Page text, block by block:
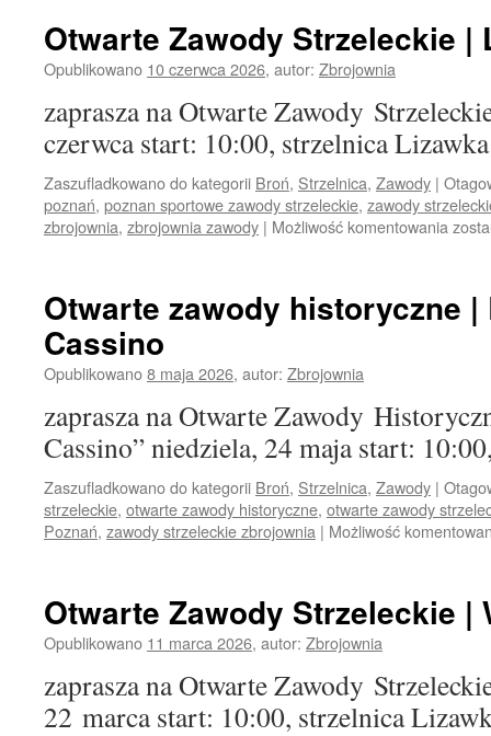
Otwarte Zawody Strzeleckie |
Opublikowano 10 czerwca 2026, autor: Zbrojownia
zaprasza na Otwarte Zawody
czerwca start: 10:00, strzelnica Lizawka
Zaszufladkowano do kategorii Broń, Strzelnica, Zawody |
poznań, poznan sportowe zawody strzeleckie, zawody
zbrojownia, zbrojownia zawody | Możliwość komentowania
Lato
Otwarte zawody historyczne
Cassino
Opublikowano8 maja 2026, autor: Zbrojownia
zaprasza na Otwarte Zawody
Cassino” niedziela, 24 maja start:
Zaszufladkowano do kategorii Broń, Strzelnica, Zawody |
strzeleckie, otwarte zawody historyczne, otwarte zawody
Poznań, zawody strzeleckie zbrojownia | Możliwość
Otwarte Zawody Strzeleckie |
Opublikowano 11 marca 2026, autor: Zbrojownia
zaprasza na Otwarte Zawody
22 marca start: 10:00, strzelnica